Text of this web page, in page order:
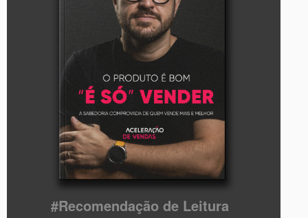
#Recomendação de Leitura